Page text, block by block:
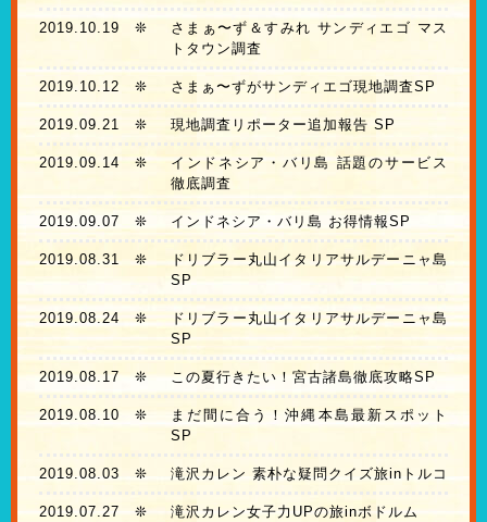
2019.10.19 ❊
さまぁ〜ず＆すみれ サンディエゴ マス
トタウン調査
2019.10.12 ❊ さまぁ〜ずがサンディエゴ現地調査SP
2019.09.21 ❊ 現地調査リポーター追加報告 SP
2019.09.14❊
インドネシア・バリ島 話題のサービス
徹底調査
2019.09.07 ❊ インドネシア・バリ島 お得情報SP
2019.08.31 ❊
ドリブラー丸山イタリアサルデーニャ島
SP
2019.08.24 ❊
ドリブラー丸山イタリアサルデーニャ島
SP
2019.08.17❊ この夏行きたい！宮古諸島徹底攻略SP
2019.08.10 ❊
まだ間に合う！沖縄本島最新スポット
SP
2019.08.03 ❊ 滝沢カレン 素朴な疑問クイズ旅inトルコ
2019.07.27 ❊ 滝沢カレン女子力UPの旅inボドルム